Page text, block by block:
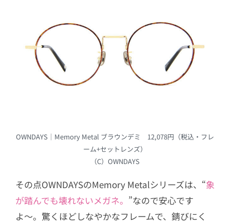
OWNDAYS｜Memory Metal ブラウンデミ 12,078円（税込・フレ
ーム+セットレンズ）
（C）OWNDAYS
その点OWNDAYSのMemory Metalシリーズは、“象
が踏んでも壊れないメガネ。 ”なので安心です
よ〜。驚くほどしなやかなフレームで、錆びにく